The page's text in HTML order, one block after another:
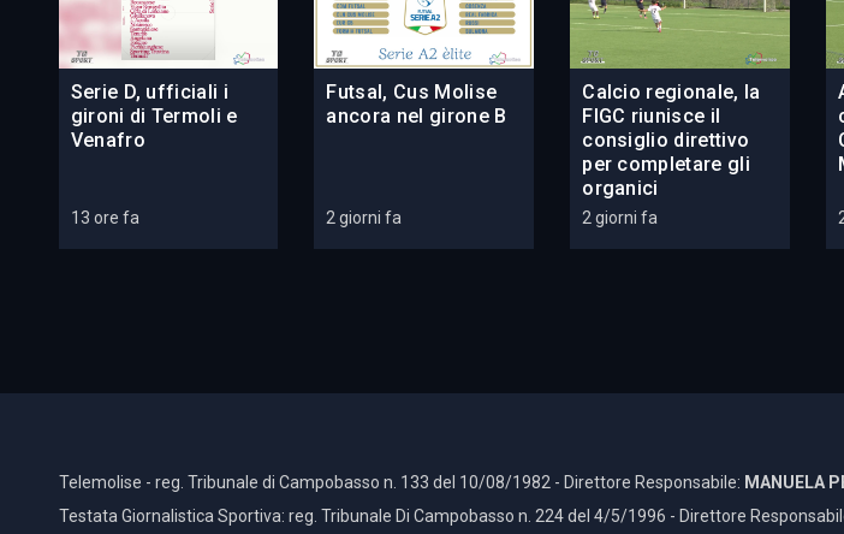
Serie D, ufficiali i
gironi di Termoli e
Venafro
13 ore fa
Futsal, Cus Molise
ancora nel girone B
2 giorni fa
Calcio regionale, la
FIGC riunisce il
consiglio direttivo
per completare gli
organici
2 giorni fa
Telemolise - reg. Tribunale di Campobasso n. 133 del 10/08/1982 - Direttore Responsabile: MANUELA
Testata Giornalistica Sportiva: reg. Tribunale Di Campobasso n. 224 del 4/5/1996 - Direttore